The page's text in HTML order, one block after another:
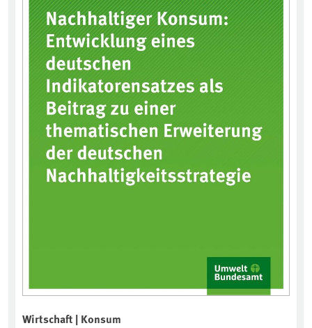
Wirtschaft | Konsum